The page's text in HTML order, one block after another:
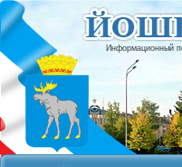
Информационный